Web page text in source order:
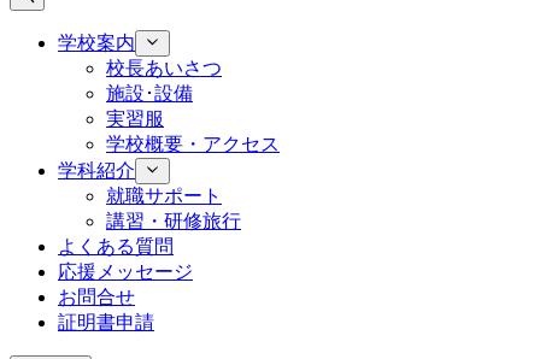
学校案内
校長あいさつ
施設･設備
実習服
学校概要・アクセス
学科紹介
就職サポート
講習・研修旅行
よくある質問
応援メッセージ
お問合せ
証明書申請